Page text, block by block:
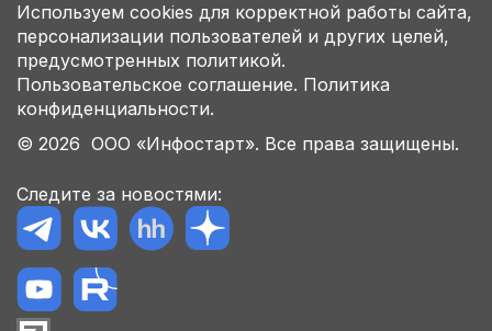
Используем cookies для корректной работы сайта,
персонализации пользователей и других целей,
предусмотренных политикой.
Пользовательское соглашение. Политика
конфиденциальности.
© 2026 ООО «Инфостарт». Все права защищены.
Следите за новостями: